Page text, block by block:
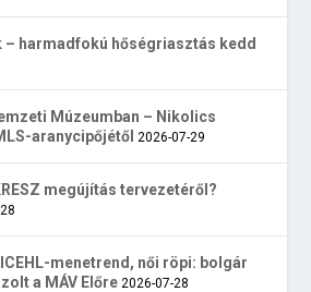
– harmadfokú hőségriasztás kedd
Múzeumban – Nikolics
aranycipőjétől 2026-07-29
megújítás tervezetéről?
menetrend, női röpi: bolgár
a MÁV Előre 2026-07-28